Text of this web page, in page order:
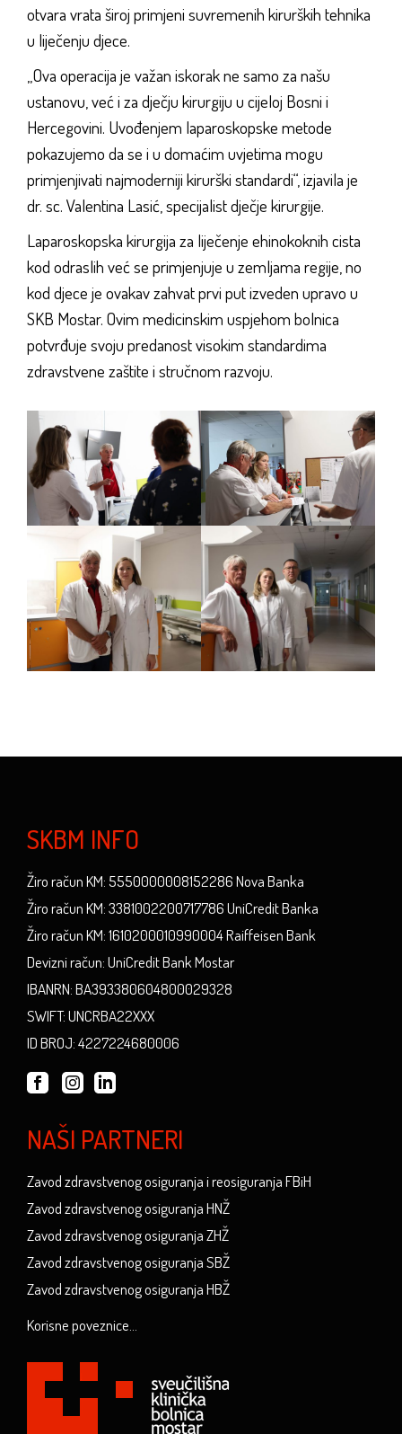
otvara vrata široj primjeni suvremenih kirurških tehnika
u liječenju djece.
„Ova operacija je važan iskorak ne samo za našu
ustanovu, već i za dječju kirurgiju u cijeloj Bosni i
Hercegovini. Uvođenjem laparoskopske metode
pokazujemo da se i u domaćim uvjetima mogu
primjenjivati najmoderniji kirurški standardi“, izjavila je
dr. sc. Valentina Lasić, specijalist dječje kirurgije.
Laparoskopska kirurgija za liječenje ehinokoknih cista
kod odraslih već se primjenjuje u zemljama regije, no
kod djece je ovakav zahvat prvi put izveden upravo u
SKB Mostar. Ovim medicinskim uspjehom bolnica
potvrđuje svoju predanost visokim standardima
zdravstvene zaštite i stručnom razvoju.
SKBM INFO
Žiro račun KM: 5550000008152286 Nova Banka
Žiro račun KM: 3381002200717786 UniCredit Banka
Žiro račun KM: 1610200010990004 Raiffeisen Bank
Devizni račun: UniCredit Bank Mostar
IBANRN: BA393380604800029328
SWIFT: UNCRBA22XXX
ID BROJ: 4227224680006
NAŠI PARTNERI
Zavod zdravstvenog osiguranja i reosiguranja FBiH
Zavod zdravstvenog osiguranja HNŽ
Zavod zdravstvenog osiguranja ZHŽ
Zavod zdravstvenog osiguranja SBŽ
Zavod zdravstvenog osiguranja HBŽ
Korisne poveznice...